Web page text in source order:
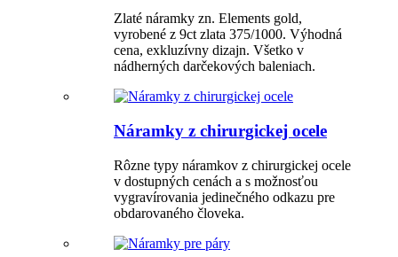
Zlaté náramky zn. Elements gold,
vyrobené z 9ct zlata 375/1000. Výhodná
cena, exkluzívny dizajn. Všetko v
nádherných darčekových baleniach.
Náramky z chirurgickej ocele
Rôzne typy náramkov z chirurgickej ocele
v dostupných cenách a s možnosťou
vygravírovania jedinečného odkazu pre
obdarovaného človeka.